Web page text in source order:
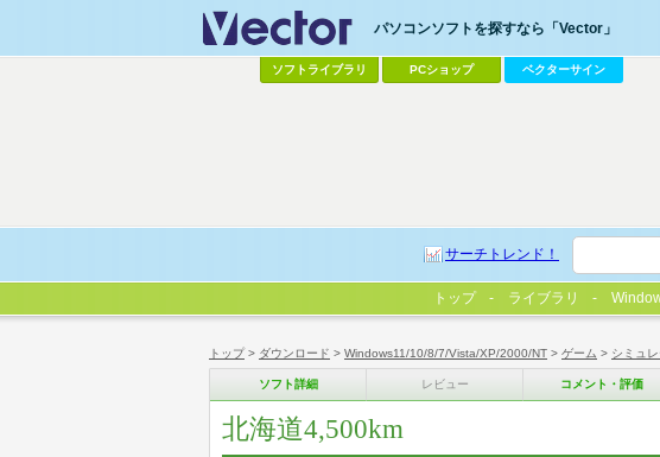
トップ> ダウンロード > Windows11/10/8/7/Vista/XP/2000/NT > ゲーム > シミュ
ソフト詳細 レビュー コメント・評価
北海道4,500km
パソコンソフトを探すなら「Vector」
ソフトライブラリ PCショップ ベクターサイン
サーチトレンド！
トップ ライブラリ